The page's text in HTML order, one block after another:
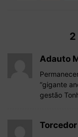
2
Adauto
“gigante
gestão